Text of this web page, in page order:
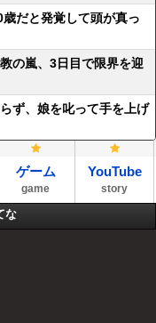
だと発覚して頭が真っ
の嵐、3日目で限界を迎
ず、娘を叱って手を上げ
ゲーム
game
YouTube
story
な